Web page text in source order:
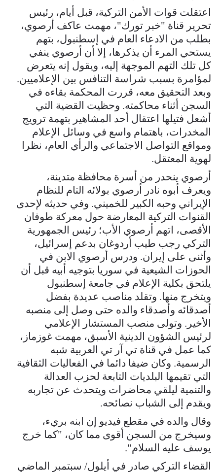
اعتقلت قوات الأمن التركية، قبل أيام، رئيس
تحرير قناة "خبر تورك"، مهمت عاكف أرصوي،
بطلب من الادعاء العام في إسطنبول، بتهم
يستحي المرء أن يذكرها، إلا أن أرصوي ينفي
كل تلك التهم الموجهة إليه، ويقول إنه يتعرض
لمؤامرة بسبب شراسة التنافس بين الإعلاميين.
وبعد التحقيق معه، قررت المحكمة بقاءه في
السجن أثناء محاكمته. وحظيت القضية التي
أشعل فتيلها اعتقال أحد المشاهير بتهمة ترويج
المخدرات، باهتمام واسع في وسائل الإعلام
ومواقع التواصل الاجتماعي والرأي العام، نظرا
لهوية المعتقل.
أرصوي ينحدر من أسرة محافظة متدينة،
ويعرف أبوه نادر أرصوي بولائه التام للنظام
الإيراني وحبه الكبير للخميني. وفي حديثه لإحدى
القنوات التركية المعارضة حول معركة طوفان
الأقصى، اتهم أرصوي الأب؛ رئيس الجمهورية
التركي رجب طيب أردوغان بدعم إسرائيل،
وأثنى على إيران. ودرس أرصوي الابن في
الحوزات الشيعية في سوريا بتوجيه أبيه قبل أن
يلتحق بكلية الإعلام في جامعة إسطنبول
ويتخرج منها. وتقلد مناصب عديدة بفضل
أصدقائه وأصدقاء والده حتى وصل إلى منصبه
الأخير. وتولى منصب المستشار الإعلامي
لرئيس الشؤون الدينية الأسبق، مهمت غوزماز،
كما عمل في قناة تي آر تي العربية شبه
الرسمية. وكان ضيفا دائما في الفعاليات الثقافية
التي تقيمها البلديات التابعة لحزب العدالة
والتنمية ليلقي محاضرات ويتحدث عن تجاربه
ويقدم إلى الشباب نصائحه.
وقال والده في مقطع فيديو إن ابنه بريء،
وسيخرج من السجن أقوى مما كان، "كما خرج
يوسف عليه السلام".
القضاء التركي صادر في أيلول/ سبتمبر الماضي